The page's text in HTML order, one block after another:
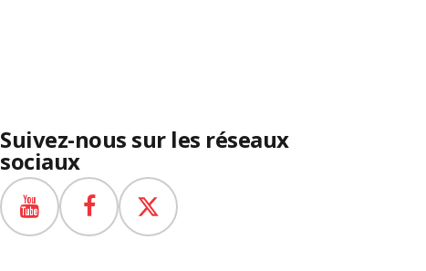
Suivez-nous sur les réseaux
sociaux